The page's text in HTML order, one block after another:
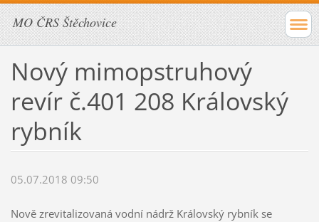
MO ČRS Štěchovice
Nový mimopstruhový
revír č.401 208 Královský
rybník
05.07.2018 09:50
Nově zrevitalizovaná vodní nádrž Královský rybník se